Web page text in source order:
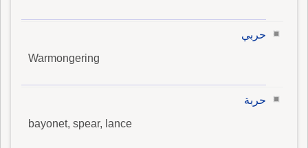
حربي
Warmongering
حربة
bayonet, spear, lance